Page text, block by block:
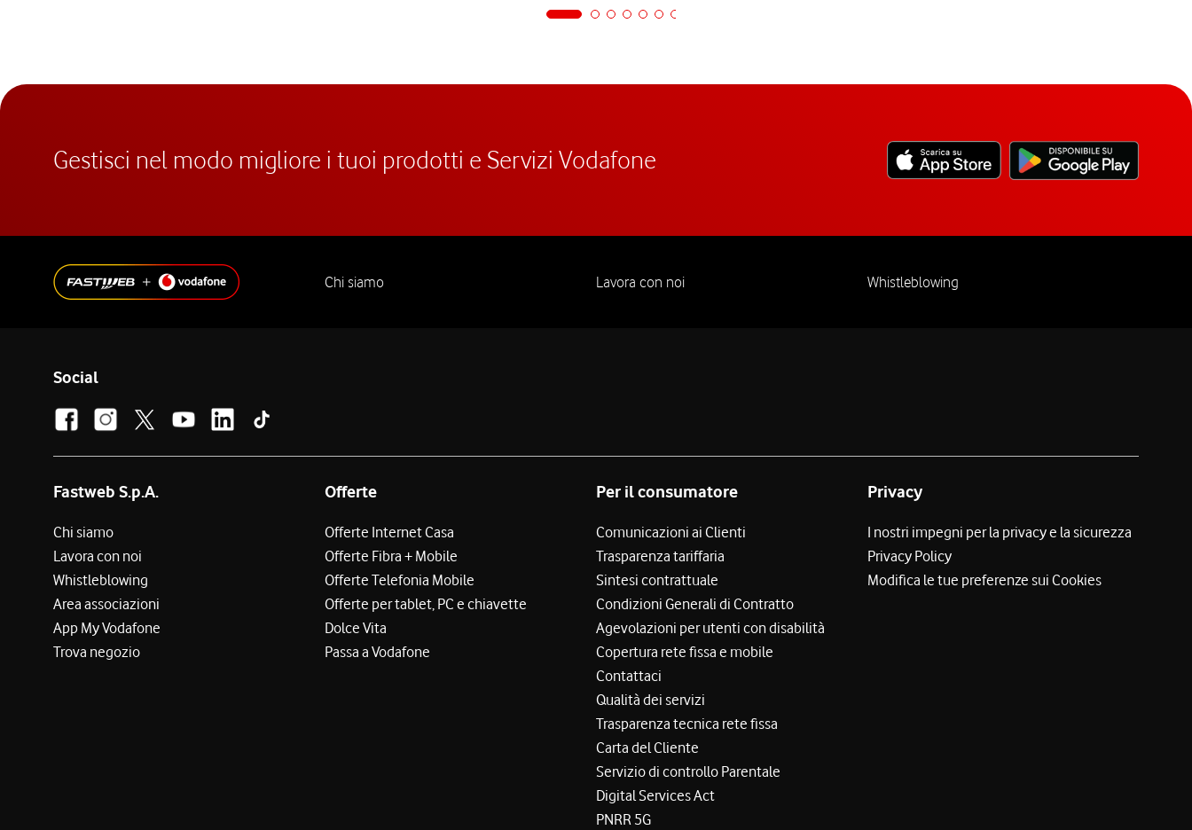
Gestisci nel modo migliore i tuoi prodotti e Servizi Vodafone
Chi siamo Lavora con noi Whistleblowing
Social
Fastweb S.p.A.
Chi siamo
Lavora con noi
Whistleblowing
Area associazioni
App My Vodafone
Trova negozio
Offerte
Offerte Internet Casa
Offerte Fibra + Mobile
Offerte Telefonia Mobile
Offerte per tablet, PC e chiavette
Dolce Vita
Passa a Vodafone
Per il consumatore
Comunicazioni ai Clienti
Trasparenza tariffaria
Sintesi contrattuale
Condizioni Generali di Contratto
Agevolazioni per utenti con disabilità
Copertura rete fissa e mobile
Contattaci
Qualità dei servizi
Trasparenza tecnica rete fissa
Carta del Cliente
Servizio di controllo Parentale
Digital Services Act
PNRR 5G
Privacy
I nostri impegni per la privacy e la sicurezza
Privacy Policy
Modifica le tue preferenze sui Cookies